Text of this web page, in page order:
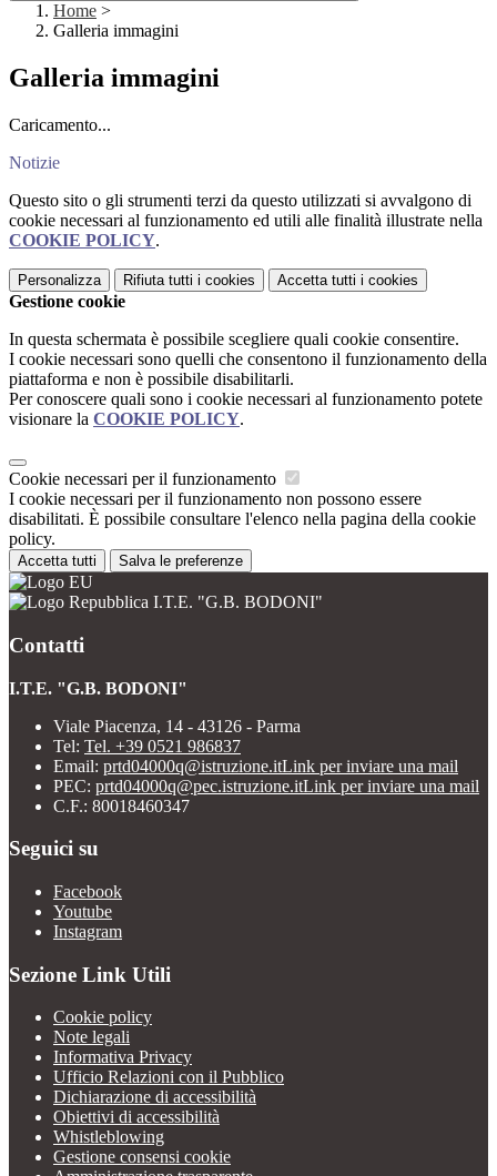
Home >
Galleria immagini
Galleria immagini
Caricamento...
Notizie
Questo sito o gli strumenti terzi da questo utilizzati si avvalgono di
cookie necessari al funzionamento ed utili alle finalità illustrate nella
COOKIE POLICY.
Personalizza Rifiuta tutti i cookies Accetta tutti i cookies
Gestione cookie
In questa schermata è possibile scegliere quali cookie consentire.
I cookie necessari sono quelli che consentono il funzionamento della
piattaforma e non è possibile disabilitarli.
Per conoscere quali sono i cookie necessari al funzionamento potete
visionare la COOKIE POLICY.
Cookie necessari per il funzionamento
I cookie necessari per il funzionamento non possono essere
disabilitati. È possibile consultare l'elenco nella pagina della cookie
policy.
Accetta tutti Salva le preferenze
I.T.E. "G.B. BODONI"
Contatti
I.T.E. "G.B. BODONI"
Viale Piacenza, 14 - 43126 - Parma
Tel: Tel. +39 0521 986837
Email: prtd04000q@istruzione.itLink per inviare una mail
PEC: prtd04000q@pec.istruzione.itLink per inviare una mail
C.F.: 80018460347
Seguici su
Facebook
Youtube
Instagram
Sezione Link Utili
Cookie policy
Note legali
Informativa Privacy
Ufficio Relazioni con il Pubblico
Dichiarazione di accessibilità
Obiettivi di accessibilità
Whistleblowing
Gestione consensi cookie